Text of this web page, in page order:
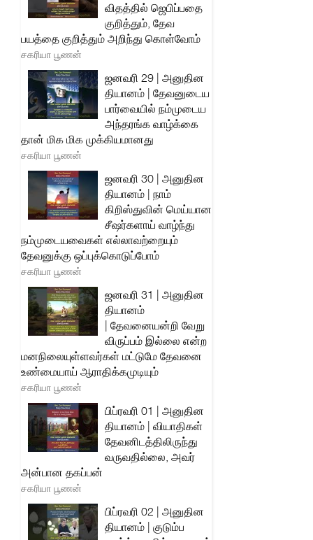
விதத்தில் ஜெபிப்பதை
குறித்தும், தேவ
பயத்தை குறித்தும் அறிந்து கொள்வோம்
சகரியா பூணன்
ஜனவரி 29 | அனுதின
தியானம் | தேவனுடைய
பார்வையில் நம்முடைய
அந்தரங்க வாழ்க்கை
தான் மிக மிக முக்கியமானது
சகரியா பூணன்
ஜனவரி 30 | அனுதின
தியானம் | நாம்
கிறிஸ்துவின் மெய்யான
சீஷர்களாய் வாழ்ந்து
நம்முடையவைகள் எல்லாவற்றையும்
தேவனுக்கு ஒப்புக்கொடுப்போம்
சகரியா பூணன்
ஜனவரி 31 | அனுதின
தியானம்
| தேவனையன்றி வேறு
விருப்பம் இல்லை என்ற
மனநிலையுள்ளவர்கள் மட்டுமே தேவனை
உண்மையாய் ஆராதிக்கமுடியும்
சகரியா பூணன்
பிப்ரவரி 01 | அனுதின
தியானம் | வியாதிகள்
தேவனிடத்திலிருந்து
வருவதில்லை, அவர்
அன்பான தகப்பன்
சகரியா பூணன்
பிப்ரவரி 02 | அனுதின
தியானம் | குடும்ப